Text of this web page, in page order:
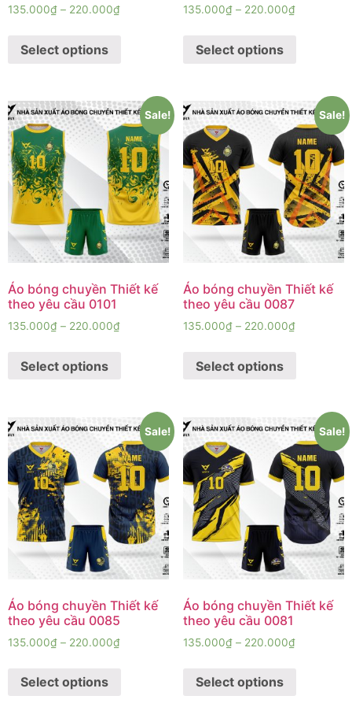
135.000₫ – 220.000₫
Select options
135.000₫– 220.000₫
Select options
Sale!
Áo bóng chuyền Thiết kế
theo yêu cầu 0101
135.000₫ – 220.000₫
Select options
Sale!
Áo bóng chuyền Thiết kế
theo yêu cầu 0087
135.000₫– 220.000₫
Select options
Sale!
Áo bóng chuyền Thiết kế
theo yêu cầu 0085
135.000₫ – 220.000₫
Select options
Sale!
Áo bóng chuyền Thiết kế
theo yêu cầu 0081
135.000₫– 220.000₫
Select options